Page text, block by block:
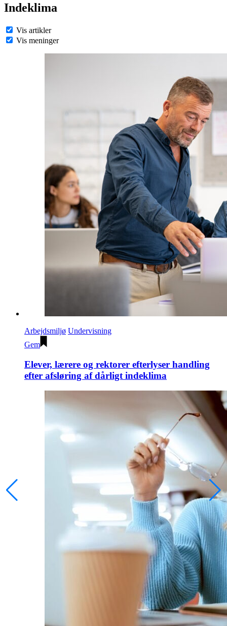
Indeklima
Vis artikler
Vis meninger
Arbejdsmiljø Undervisning
Gem
Elever, lærere og rektorer efterlyser handling
efter afsløring af dårligt indeklima